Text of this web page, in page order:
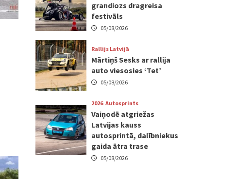
grandiozs dragreisa
festivāls
05/08/2026
Rallijs Latvijā
Mārtiņš Sesks ar rallija
auto viesosies ‘Tet’
05/08/2026
2026 Autosprints
Vaiņodē atgriežas
Latvijas kauss
autosprintā, dalībniekus
gaida ātra trase
05/08/2026